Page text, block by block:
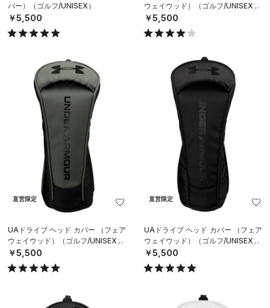
バー）（ゴルフ/UNISEX）
￥5,500
ウェイウッド）（ゴルフ/UNISEX）
￥5,500
直営限定
UAドライブ ヘッド カバー （フェア
ウェイウッド）（ゴルフ/UNISEX）
￥5,500
直営限定
UAドライブ ヘッド カバー （フェア
ウェイウッド）（ゴルフ/UNISEX）
￥5,500